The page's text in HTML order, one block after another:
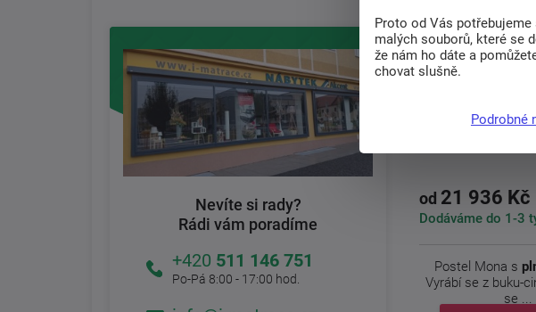
Nevíte si rady?
Rádi vám poradíme
+420 511 146 751
Po-Pá 8:00 - 17:00 hod.
od 21 936 Kč
Dodáváme do 1-3
Postel Mona s
Vyrábí se z buku-
se ...
Proto od Vás
malých souborů, které se
že nám ho dáte a
chovat slušně.
Podrobné